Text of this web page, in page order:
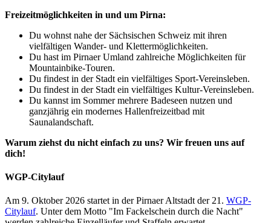
Freizeitmöglichkeiten in und um Pirna:
Du wohnst nahe der Sächsischen Schweiz mit ihren
vielfältigen Wander- und Klettermöglichkeiten.
Du hast im Pirnaer Umland zahlreiche Möglichkeiten für
Mountainbike-Touren.
Du findest in der Stadt ein vielfältiges Sport-Vereinsleben.
Du findest in der Stadt ein vielfältiges Kultur-Vereinsleben.
Du kannst im Sommer mehrere Badeseen nutzen und
ganzjährig ein modernes Hallenfreizeitbad mit
Saunalandschaft.
Warum ziehst du nicht einfach zu uns? Wir freuen uns auf
dich!
WGP-Citylauf
Am 9. Oktober 2026 startet in der Pirnaer Altstadt der 21. WGP-
Citylauf. Unter dem Motto "Im Fackelschein durch die Nacht"